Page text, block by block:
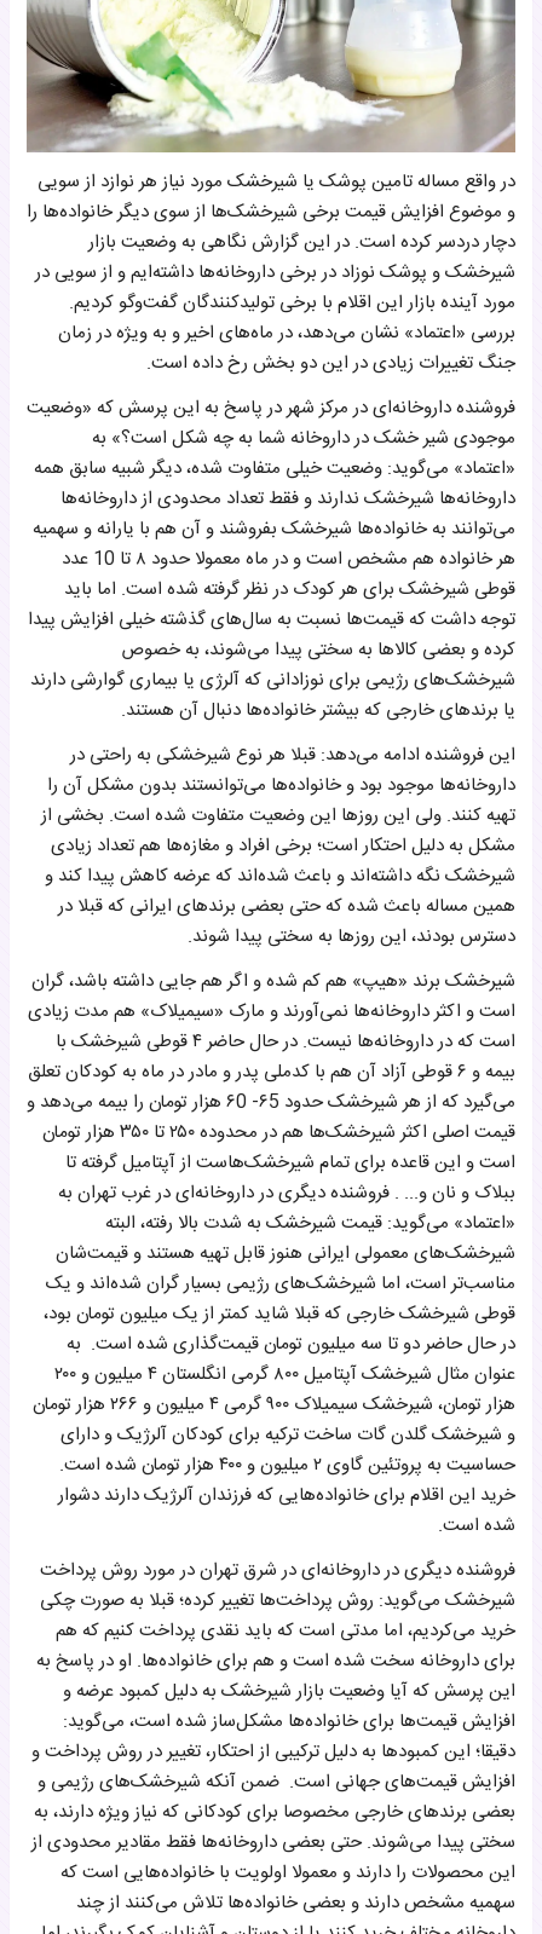
در واقع مساله تامین پوشک یا شیرخشک مورد نیاز هر نوازد از سویی
و موضوع افزایش قیمت برخی شیرخشک‌ها از سوی دیگر خانواده‌ها را
دچار دردسر کرده است. در این گزارش نگاهی به وضعیت بازار
شیرخشک و پوشک نوزاد در برخی داروخانه‌ها داشته‌ایم و از سویی در
مورد آینده بازار این اقلام با برخی تولیدکنندگان گفت‌وگو کردیم.
بررسی «اعتماد» نشان می‌دهد، در ماه‌های اخیر و به ویژه در زمان
جنگ تغییرات زیادی در این دو بخش رخ داده است.
فروشنده داروخانه‌ای در مرکز شهر در پاسخ به این پرسش که «وضعیت
موجودی شیر خشک در داروخانه‌ شما به چه شکل است؟» به
«اعتماد» می‌گوید: وضعیت خیلی متفاوت شده، دیگر شبیه سابق همه
داروخانه‌ها شیرخشک ندارند و فقط تعداد محدودی از داروخانه‌ها
می‌توانند به خانواده‌ها شیرخشک بفروشند و آن هم با یارانه و سهمیه
هر خانواده هم مشخص است و در ماه معمولا حدود ۸ تا 10 عدد
قوطی شیرخشک برای هر کودک در نظر گرفته شده است. اما باید
توجه داشت که قیمت‌ها نسبت به سال‌های گذشته خیلی افزایش پیدا
کرده و بعضی کالاها به سختی پیدا می‌شوند، به خصوص
شیرخشک‌های رژیمی برای نوزادانی که آلرژی یا بیماری گوارشی دارند
یا برندهای خارجی که بیشتر خانواده‌ها دنبال آن هستند.
این فروشنده ادامه می‌دهد: قبلا هر نوع شیرخشکی به راحتی در
داروخانه‌ها موجود بود و خانواده‌ها می‌توانستند بدون مشکل آن را
تهیه کنند. ولی این روزها این وضعیت متفاوت شده است. بخشی از
مشکل به دلیل احتکار است؛ برخی افراد و مغازه‌ها هم تعداد زیادی
شیرخشک نگه داشته‌اند و باعث شده‌اند که عرضه کاهش پیدا کند و
همین مساله باعث شده که حتی بعضی برندهای ایرانی که قبلا در
دسترس بودند، این روزها به سختی پیدا شوند.
شیرخشک برند «هیپ» هم کم شده و اگر هم جایی داشته باشد، گران
است و اکثر داروخانه‌ها نمی‌آورند و مارک «سیمیلاک» هم مدت زیادی
است که در داروخانه‌ها نیست. در حال حاضر ۴ قوطی شیرخشک با
بیمه‌ و ۶ قوطی آزاد آن هم با کدملی پدر و مادر در ماه به کودکان تعلق
می‌گیرد که از هر شیرخشک حدود ۶5- ۶0 هزار تومان را بیمه می‌دهد و
قیمت اصلی اکثر شیرخشک‌ها هم در محدوده ۲۵۰ تا ۳۵۰ هزار تومان
است و این قاعده برای تمام شیرخشک‌هاست از آپتامیل گرفته تا
ببلاک و نان و... . فروشنده دیگری در داروخانه‌ای در غرب تهران به
«اعتماد» می‌گوید: قیمت‌ شیرخشک به ‌شدت بالا رفته، البته
شیرخشک‌های معمولی ایرانی هنوز قابل تهیه هستند و قیمت‌شان
مناسب‌تر است، اما شیرخشک‌های رژیمی بسیار گران شده‌اند و یک
قوطی شیرخشک خارجی که قبلا شاید کمتر از یک میلیون تومان بود،
در حال حاضر دو تا سه میلیون تومان قیمت‌گذاری شده است. به
عنوان مثال شیرخشک آپتامیل ۸۰۰ گرمی انگلستان ۴ میلیون و ۲۰۰
هزار تومان، شیرخشک سیمیلاک ۹۰۰ گرمی ۴ میلیون و ۲۶۶ هزار تومان
و شیرخشک گلدن گات ساخت ترکیه برای کودکان آلرژیک و دارای
حساسیت به پروتئین گاوی ۲ میلیون و ۴۰۰ هزار تومان شده است.
خرید این اقلام برای خانواده‌هایی که فرزندان آلرژیک دارند دشوار
شده است.
فروشنده دیگری در داروخانه‌ای در شرق تهران در مورد روش پرداخت
شیرخشک می‌گوید: روش پرداخت‌ها تغییر کرده؛ قبلا به صورت چکی
خرید می‌کردیم، اما مدتی است که باید نقدی پرداخت کنیم که هم
برای داروخانه سخت شده است و هم برای خانواده‌ها. او در پاسخ به
این پرسش که آیا وضعیت بازار شیرخشک به دلیل کمبود عرضه و
افزایش قیمت‌ها برای خانواده‌ها مشکل‌ساز شده است، می‌گوید:
دقیقا؛ این کمبودها به دلیل ترکیبی از احتکار، تغییر در روش پرداخت و
افزایش قیمت‌های جهانی است. ضمن آنکه شیرخشک‌های رژیمی و
بعضی برندهای خارجی مخصوصا برای کودکانی که نیاز ویژه دارند، به
سختی پیدا می‌شوند. حتی بعضی داروخانه‌ها فقط مقادیر محدودی از
این محصولات را دارند و معمولا اولویت با خانواده‌هایی است که
سهمیه مشخص دارند و بعضی خانواده‌ها تلاش می‌کنند از چند